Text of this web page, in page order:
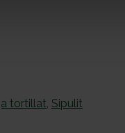
tortillat, Sipulit